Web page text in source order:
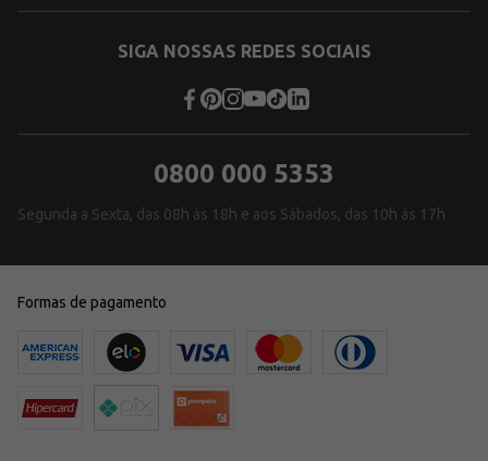
SIGA NOSSAS REDES SOCIAIS
0800 000 5353
Segunda a Sexta, das 08h às 18h e aos Sábados, das 10h às 17h
Formas de pagamento